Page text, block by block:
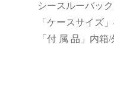
シースルーバック
「ケースサイズ
「付 属 品」内